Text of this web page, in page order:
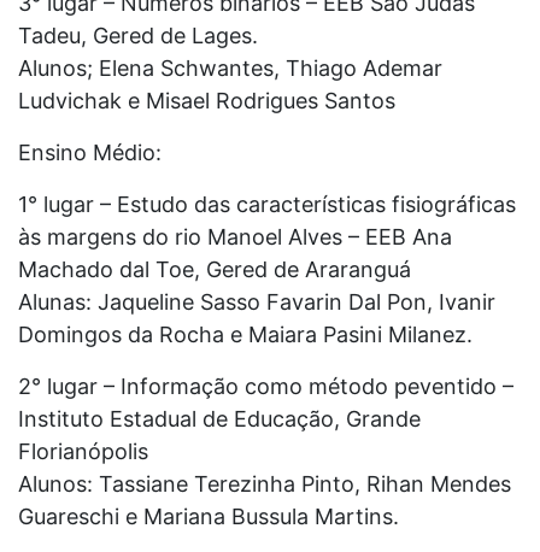
Tadeu, Gered de Lages.
Alunos; Elena Schwantes, Thiago Ademar
Ludvichak e Misael Rodrigues Santos
Ensino Médio:
1° lugar – Estudo das características fisiográficas
às margens do rio Manoel Alves – EEB Ana
Machado dal Toe, Gered de Araranguá
Alunas: Jaqueline Sasso Favarin Dal Pon, Ivanir
Domingos da Rocha e Maiara Pasini Milanez.
2° lugar – Informação como método peventido –
Instituto Estadual de Educação, Grande
Florianópolis
Alunos: Tassiane Terezinha Pinto, Rihan Mendes
Guareschi e Mariana Bussula Martins.